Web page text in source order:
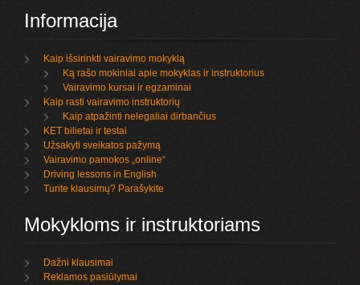
Informacija
Kaip išsirinkti vairavimo mokyklą
Ką rašo mokiniai apie mokyklas ir instruktorius
Vairavimo kursai ir egzaminai
Kaip rasti vairavimo instruktorių
Kaip atpažinti nelegaliai dirbančius
KET bilietai ir testai
Užsakyti sveikatos pažymą
Vairavimo pamokos „online“
Driving lessons in English
Turite klausimų? Parašykite
Mokykloms ir instruktoriams
Dažni klausimai
Reklamos pasiūlymai